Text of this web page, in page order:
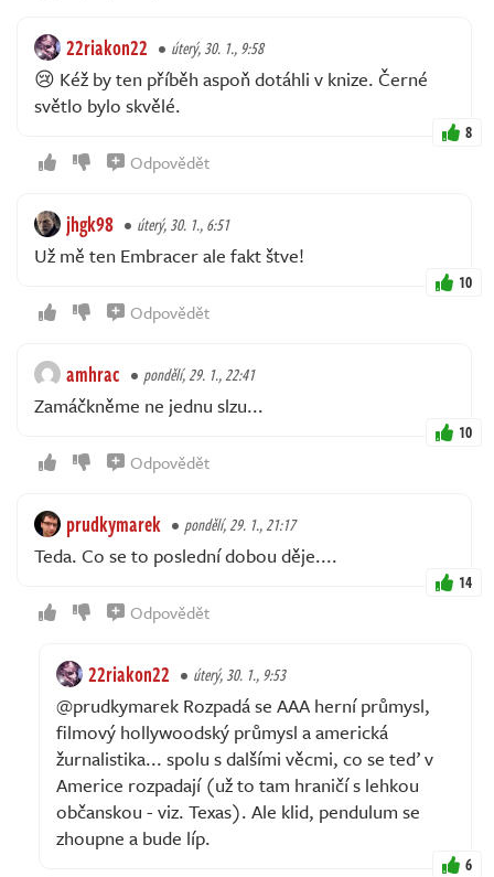
22riakon22 úterý, 30. 1., 9:58
😢 Kéž by ten příběh aspoň dotáhli v knize. Černé
světlo bylo skvělé.
8
Odpovědět
jhgk98 úterý, 30. 1., 6:51
Už mě ten Embracer ale fakt štve!
10
Odpovědět
amhrac pondělí, 29. 1., 22:41
Zamáčkněme ne jednu slzu...
10
Odpovědět
prudkymarek pondělí, 29. 1., 21:17
Teda. Co se to poslední dobou děje....
14
Odpovědět
22riakon22 úterý, 30. 1., 9:53
@prudkymarek Rozpadá se AAA herní průmysl,
filmový hollywoodský průmysl a americká
žurnalistika... spolu s dalšími věcmi, co se teď v
Americe rozpadají (už to tam hraničí s lehkou
občanskou - viz. Texas). Ale klid, pendulum se
zhoupne a bude líp.
6